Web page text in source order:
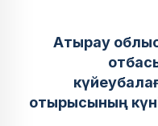
Атырау
отырысының